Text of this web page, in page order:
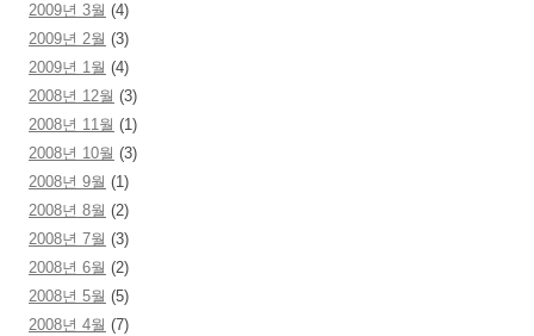
2009년 3월 (4)
2009년 2월 (3)
2009년 1월 (4)
2008년 12월 (3)
2008년 11월 (1)
2008년 10월 (3)
2008년 9월 (1)
2008년 8월 (2)
2008년 7월 (3)
2008년 6월 (2)
2008년 5월 (5)
2008년 4월 (7)